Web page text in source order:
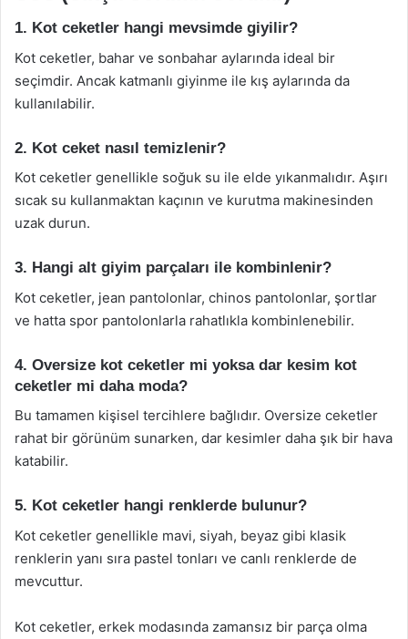
1. Kot ceketler hangi mevsimde giyilir?
Kot ceketler, bahar ve sonbahar aylarında ideal bir
seçimdir. Ancak katmanlı giyinme ile kış aylarında da
kullanılabilir.
2. Kot ceket nasıl temizlenir?
Kot ceketler genellikle soğuk su ile elde yıkanmalıdır. Aşırı
sıcak su kullanmaktan kaçının ve kurutma makinesinden
uzak durun.
3. Hangi alt giyim parçaları ile kombinlenir?
Kot ceketler, jean pantolonlar, chinos pantolonlar, şortlar
ve hatta spor pantolonlarla rahatlıkla kombinlenebilir.
4. Oversize kot ceketler mi yoksa dar kesim kot
ceketler mi daha moda?
Bu tamamen kişisel tercihlere bağlıdır. Oversize ceketler
rahat bir görünüm sunarken, dar kesimler daha şık bir hava
katabilir.
5. Kot ceketler hangi renklerde bulunur?
Kot ceketler genellikle mavi, siyah, beyaz gibi klasik
renklerin yanı sıra pastel tonları ve canlı renklerde de
mevcuttur.
Kot ceketler, erkek modasında zamansız bir parça olma